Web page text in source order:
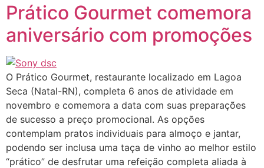
Prático Gourmet comemora
aniversário com promoções
O Prático Gourmet, restaurante localizado em Lagoa
Seca (Natal-RN), completa 6 anos de atividade em
novembro e comemora a data com suas preparações
de sucesso a preço promocional. As opções
contemplam pratos individuais para almoço e jantar,
podendo ser inclusa uma taça de vinho ao melhor estilo
“prático” de desfrutar uma refeição completa aliada à